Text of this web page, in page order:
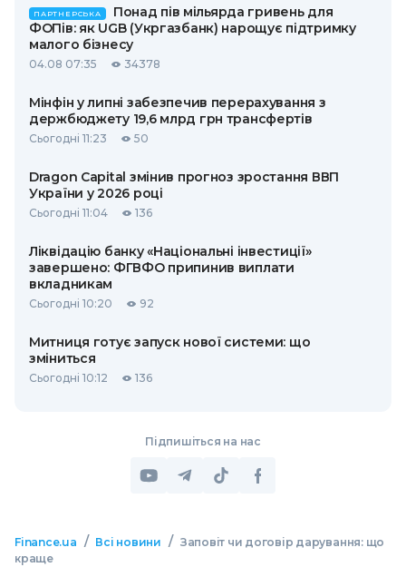
ПАРТНЕРСЬКА
Понад пів мільярда гривень для
ФОПів: як UGB (Укргазбанк) нарощує підтримку
малого бізнесу
04.08 07:35 34378
Мінфін у липні забезпечив перерахування з
держбюджету 19,6 млрд грн трансфертів
Сьогодні 11:23 50
Dragon Capital змінив прогноз зростання ВВП
України у 2026 році
Сьогодні 11:04 136
Ліквідацію банку «Національні інвестиції»
завершено: ФГВФО припинив виплати
вкладникам
Сьогодні 10:20 92
Митниця готує запуск нової системи: що
зміниться
Сьогодні 10:12 136
Підпишіться на нас
Finance.ua / Всі новини / Заповіт чи договір дарування: що
краще